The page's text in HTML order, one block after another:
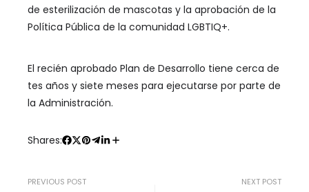
de esterilización de mascotas y la aprobación de la
Política Pública de la comunidad LGBTIQ+.
El recién aprobado Plan de Desarrollo tiene cerca de
tes años y siete meses para ejecutarse por parte de
la Administración.
Shares:
PREVIOUS POST NEXT POST